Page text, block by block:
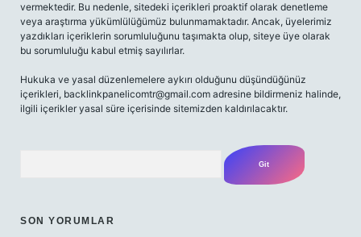
vermektedir. Bu nedenle, sitedeki içerikleri proaktif olarak denetleme
veya araştırma yükümlülüğümüz bulunmamaktadır. Ancak, üyelerimiz
yazdıkları içeriklerin sorumluluğunu taşımakta olup, siteye üye olarak
bu sorumluluğu kabul etmiş sayılırlar.
Hukuka ve yasal düzenlemelere aykırı olduğunu düşündüğünüz
içerikleri, backlinkpanelicomtr@gmail.com adresine bildirmeniz halinde,
ilgili içerikler yasal süre içerisinde sitemizden kaldırılacaktır.
SON YORUMLAR